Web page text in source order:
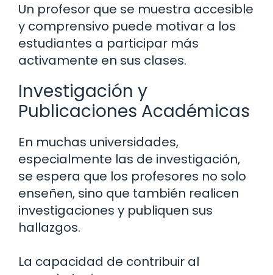
Un profesor que se muestra accesible
y comprensivo puede motivar a los
estudiantes a participar más
activamente en sus clases.
Investigación y
Publicaciones Académicas
En muchas universidades,
especialmente las de investigación,
se espera que los profesores no solo
enseñen, sino que también realicen
investigaciones y publiquen sus
hallazgos.
La capacidad de contribuir al